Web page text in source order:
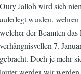
Oury Jalloh wird sich
auferlegt wurden,
welcher der Beamten das
verhängnisvollen 7.
gebracht. Doch je mehr
lauter werden wir